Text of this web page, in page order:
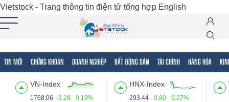
Vietstock - Trang thông tin điện tử tổng hợp English
TIN MỚI CHỨNG KHOÁN DOANH NGHIỆP BẤT ĐỘNG SẢN TÀI CHÍNH HÀNG HÓA
VN-Index
1768.06 3.28 0.19%
HNX-Index
293.44 0.80 0.27%
Tất cả Tính năng Ngành Mã chứng khoán
Tính